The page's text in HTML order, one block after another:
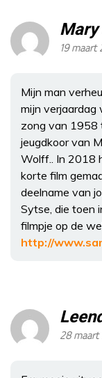
19 maart
Mijn man
mijn verjaardag
zong van 1958
jeugdkoor van
Wolff.. In 2018
korte film
deelname van
Sytse, die toen
filmpje op de
http://
28 maart